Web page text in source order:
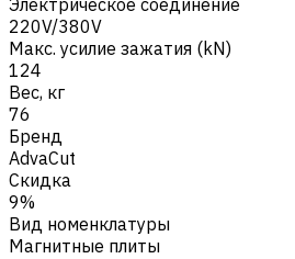
220V/380V
Макс. усилие зажатия (kN)
124
Вес, кг
76
Бренд
AdvaCut
Скидка
9%
Вид номенклатуры
Магнитные плиты